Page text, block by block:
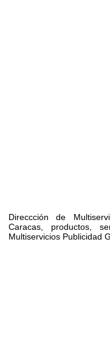
Direccción de
Caracas, productos,
Multiservicios Publicidad